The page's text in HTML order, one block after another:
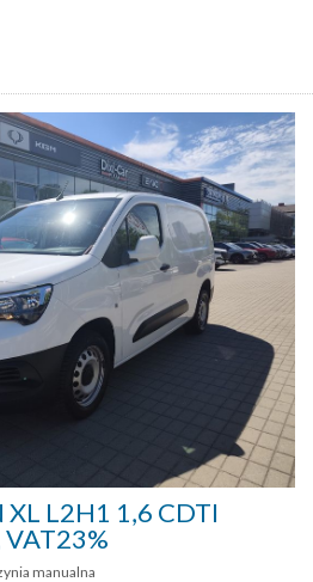
L2H1 1,6 CDTI
VAT23%
manualna